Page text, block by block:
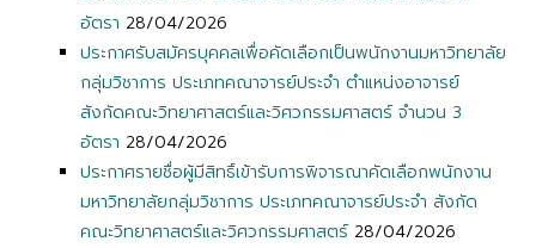
อัตรา 28/04/2026
ประกาศรับสมัครบุคคลเพื่อคัดเลือกเป็นพนักงานมหาวิทยาลัย
กลุ่มวิชาการ ประเภทคณาจารย์ประจำ ตำแหน่งอาจารย์
สังกัดคณะวิทยาศาสตร์และวิศวกรรมศาสตร์ จำนวน 3
อัตรา 28/04/2026
ประกาศรายชื่อผู้มีสิทธิ์เข้ารับการพิจารณาคัดเลือกพนักงาน
มหาวิทยาลัยกลุ่มวิชาการ ประเภทคณาจารย์ประจำ สังกัด
คณะวิทยาศาสตร์และวิศวกรรมศาสตร์28/04/2026